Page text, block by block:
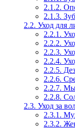
2.1.2.
2.1.3.
2.2. Уход для
2.2.1.
2.2.2.
2.2.3.
2.2.4.
2.2.5.
2.2.6.
2.2.7.
2.2.8.
2.3. Уход за
2.3.1.
2.3.2.